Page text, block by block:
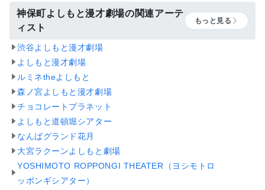
神保町よしもと漫才劇場の関連アーテ
ィスト
もっと見る
渋谷よしもと漫才劇場
よしもと漫才劇場
ルミネtheよしもと
森ノ宮よしもと漫才劇場
チョコレートプラネット
よしもと道頓堀シアター
なんばグランド花月
大宮ラクーンよしもと劇場
YOSHIMOTO ROPPONGI THEATER（ヨシモトロ
ッポンギシアター）